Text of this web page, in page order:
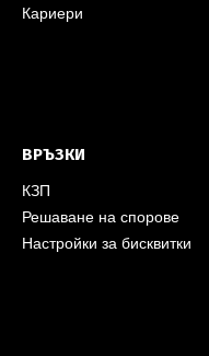
Кариери
ВРЪЗКИ
КЗП
Решаване на спорове
Настройки за бисквитки